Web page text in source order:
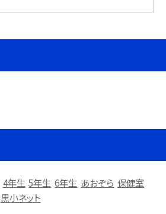
4年生 5年生 6年生 あおぞら 保健室
黒小ネット